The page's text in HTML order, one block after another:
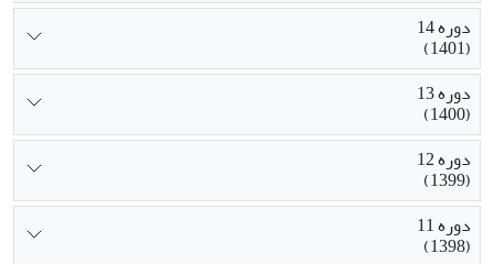
دوره 14
(1401)
دوره 13
(1400)
دوره 12
(1399)
دوره 11
(1398)